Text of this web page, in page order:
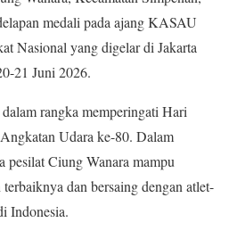
medali pada ajang KASAU
Nasional yang digelar di Jakarta
21 Juni 2026.
rangka memperingati Hari
Udara ke-80. Dalam
pesilat Ciung Wanara mampu
dan bersaing dengan atlet-
Indonesia.